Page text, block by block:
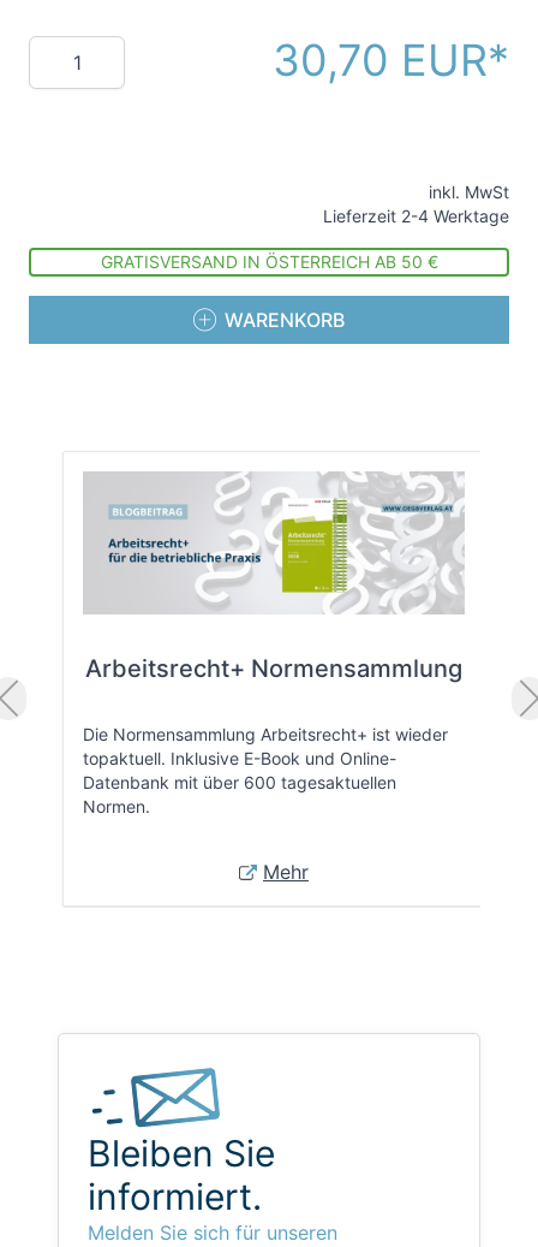
Menge 30,70 EUR
inkl. MwSt
Lieferzeit 2-4 Werktage
GRATISVERSAND IN ÖSTERREICH AB 50 €
WARENKORB
Arbeitsrecht+ Normensammlung
Die Normensammlung Arbeitsrecht+ ist wieder
topaktuell. Inklusive E-Book und Online-
Datenbank mit über 600 tagesaktuellen
Normen.
Mehr
Bleiben Sie
informiert.
Melden Sie sich für unseren